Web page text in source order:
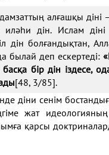
алғашқы діні
иләһи дін. Ислам
дін болғандықтан,
былай деп ескертеді:
бір дін іздесе,
[48, 3/85].
діни сенім
жат
қарсы